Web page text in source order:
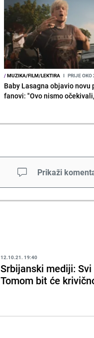
/MUZIKA/FILM/LEKTIRA I PRIJE OKO
Baby Lasagna objavio novu
fanovi: "Ovo nismo
Prikaži
12.10.21. 19:40
Srbijanski mediji:
Tomom bit će